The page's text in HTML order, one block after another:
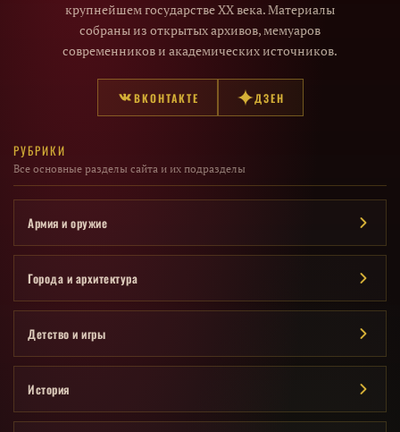
крупнейшем государстве XX века. Материалы
собраны из открытых архивов, мемуаров
современников и академических источников.
ВКОНТАКТЕ ДЗЕН
РУБРИКИ
Все основные разделы сайта и их подразделы
Армия и оружие
Города и архитектура
Детство и игры
История